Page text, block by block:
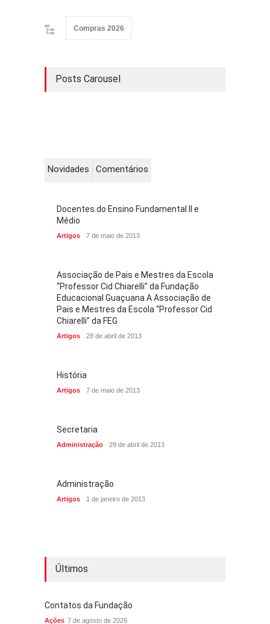
Compras 2026
Posts Carousel
Novidades Comentários
Docentes do Ensino Fundamental II e
Médio
Artigos 7 de maio de 2013
Associação de Pais e Mestres da Escola
“Professor Cid Chiarelli” da Fundação
Educacional Guaçuana A Associação de
Pais e Mestres da Escola “Professor Cid
Chiarelli” da FEG
Artigos 28 de abril de 2013
História
Artigos 7 de maio de 2013
Secretaria
Administração 29 de abril de 2013
Administração
Artigos 1 de janeiro de 2013
Últimos
Contatos da Fundação
Ações 7 de agosto de 2026